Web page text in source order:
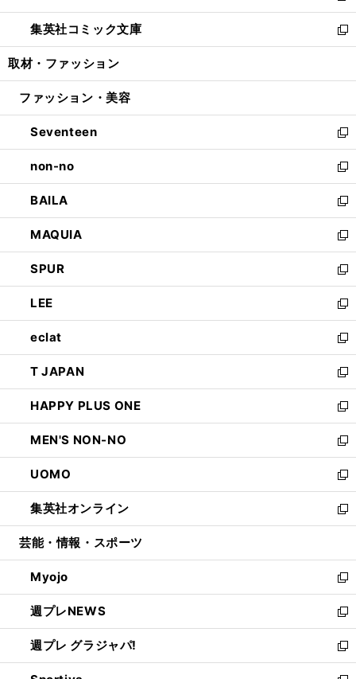
開
く
ウ
で
開
ン
ド
ウ
開
ウ
ィ
ン
ウ
開
く
し
い
ウ
ン
ウ
で
開
く
集英社コミック文庫
新
し
ウ
ン
ド
ウ
で
開
く
取材・ファッション
ファッション・美容
Seventeen
新
し
い
ウ
ィ
ン
ド
ウ
で
開
く
non-no
新
し
い
ウ
ィ
ン
ド
ウ
で
開
く
BAILA
新
し
い
ウ
ィ
ン
ド
ウ
で
開
く
MAQUIA
新
し
い
ウ
ィ
ン
ド
ウ
で
開
く
SPUR
新
し
い
ウ
ィ
ン
ド
ウ
で
開
く
LEE
新
し
い
ウ
ィ
ン
ド
ウ
で
開
く
eclat
新
し
い
ウ
ィ
ン
ド
ウ
で
開
く
T JAPAN
新
し
い
ウ
ィ
ン
ド
ウ
で
開
HAPPY PLUS ONE
新
し
い
ウ
ィ
ン
ド
ウ
開
く
MEN'S NON-NO
新
し
い
ウ
ィ
ン
ウ
で
開
く
UOMO
新
し
い
ウ
ン
ド
ウ
で
開
く
集英社オンライン
新
し
ウ
ィ
ン
ド
ウ
で
開
芸能・情報・スポーツ
Myojo
新
し
い
ウ
ィ
ン
週プレNEWS
新
し
い
ウ
週プレ グラジャパ!
新
し